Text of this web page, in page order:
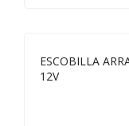
ESCOBILLA
12V